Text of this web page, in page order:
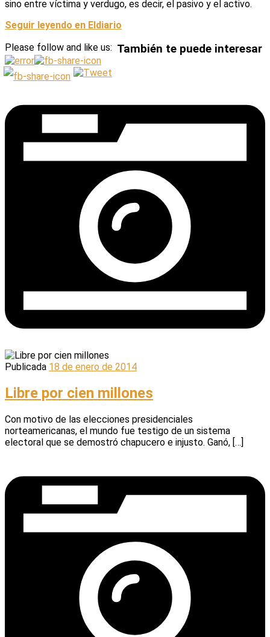
sino entre víctima y verdugo, es decir, el pasivo y el activo.
Seguir leyendo en Eldiario
Please follow and like us: También te puede interesar
Publicada 18 de enero de 2014
Libre por cien millones
Con motivo de las elecciones presidenciales
norteamericanas, el mundo fue testigo de un sistema
electoral que se demostró chapucero e injusto. Ganó, […]